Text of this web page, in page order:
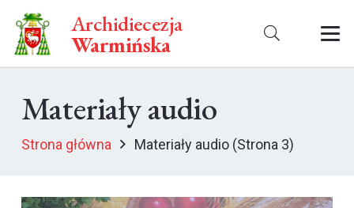
Archidiecezja
Warmińska
Materiały audio
Strona główna Materiały audio(Strona 3)